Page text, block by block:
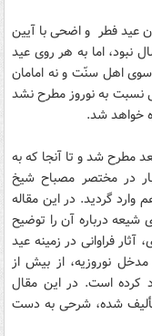
عيد فطر و اضحى با آيين
نبود، اما به هر روى عيد
سوى اهل سنّت و نه امامان
به نوروز مطرح نشد
خواهد شد.
مطرح شد و تا آنجا که به
در مختصر مصباح شيخ
گرديد. در اين مقاله
درباره آن را توضيح
فراوانى در زمينه عيد
نوروزيه، از بيش از
کرده است. در اين مقال
تأليف شده، شرحى به دست